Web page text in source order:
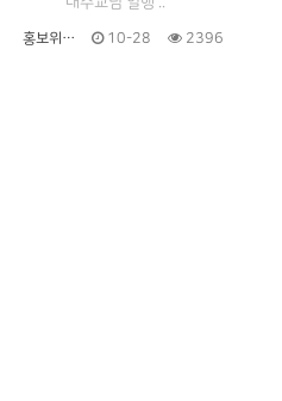
홍보위… 10-28 2396